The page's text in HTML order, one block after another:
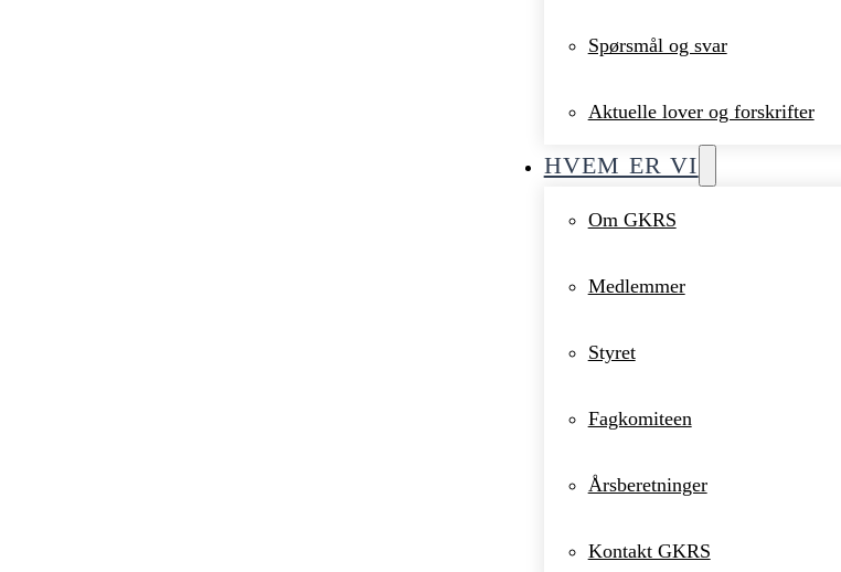
Spørsmål og svar
Aktuelle lover og forskrifter
HVEM ER VI
Om GKRS
Medlemmer
Styret
Fagkomiteen
Årsberetninger
Kontakt GKRS